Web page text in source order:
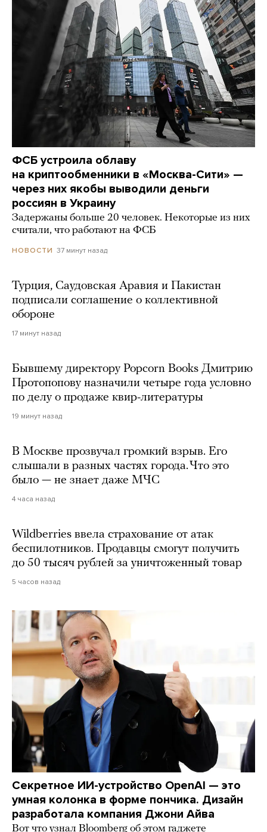
ФСБ устроила облаву
на криптообменники в «Москва-Сити» —
через них якобы выводили деньги
россиян в Украину
Задержаны больше 20 человек. Некоторые из них
считали, что работают на ФСБ
НОВОСТИ 37 минут назад
Турция, Саудовская Аравия и Пакистан
подписали соглашение о коллективной
обороне
17 минут назад
Бывшему директору Popcorn Books Дмитрию
Протопопову назначили четыре года условно
по делу о продаже квир-литературы
19 минут назад
В Москве прозвучал громкий взрыв. Его
слышали в разных частях города. Что это
было — не знает даже МЧС
4 часа назад
Wildberries ввела страхование от атак
беспилотников. Продавцы смогут получить
до 50 тысяч рублей за уничтоженный товар
5 часов назад
Секретное ИИ-устройство OpenAI — это
умная колонка в форме пончика. Дизайн
разработала компания Джони Айва
Вот что узнал Bloomberg об этом гаджете